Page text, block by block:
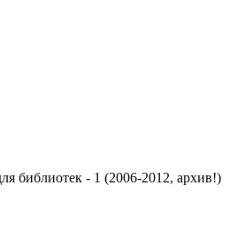
библиотек - 1 (2006-2012, архив!)